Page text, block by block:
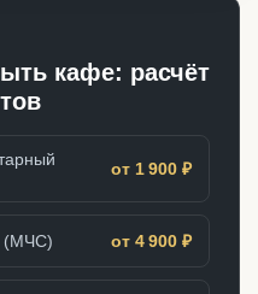
кафе: расчёт
от 1 900 ₽
(МЧС) от 4 900 ₽